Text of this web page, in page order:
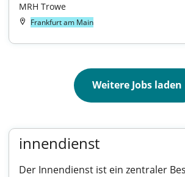
MRH Trowe
Frankfurt am Main
Weitere Jobs laden
innendienst
Der Innendienst ist ein zentraler